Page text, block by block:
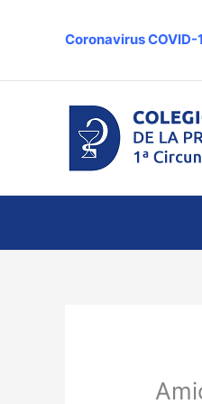
Coronavirus COVID-